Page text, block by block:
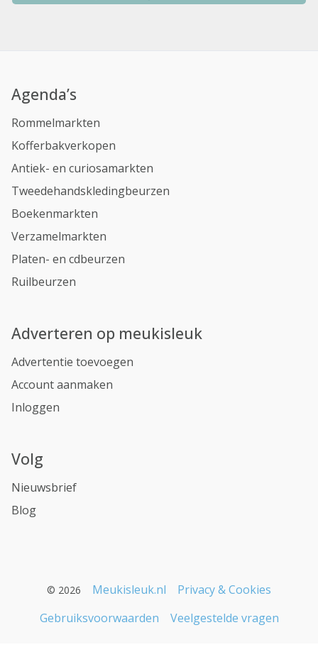
Agenda’s
Rommelmarkten
Kofferbakverkopen
Antiek- en curiosamarkten
Tweedehandskledingbeurzen
Boekenmarkten
Verzamelmarkten
Platen- en cdbeurzen
Ruilbeurzen
Adverteren op meukisleuk
Advertentie toevoegen
Account aanmaken
Inloggen
Volg
Nieuwsbrief
Blog
© 2026 Meukisleuk.nl
Privacy & Cookies
Gebruiksvoorwaarden
Veelgestelde vragen